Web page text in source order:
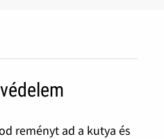
reményt ad a kutya és